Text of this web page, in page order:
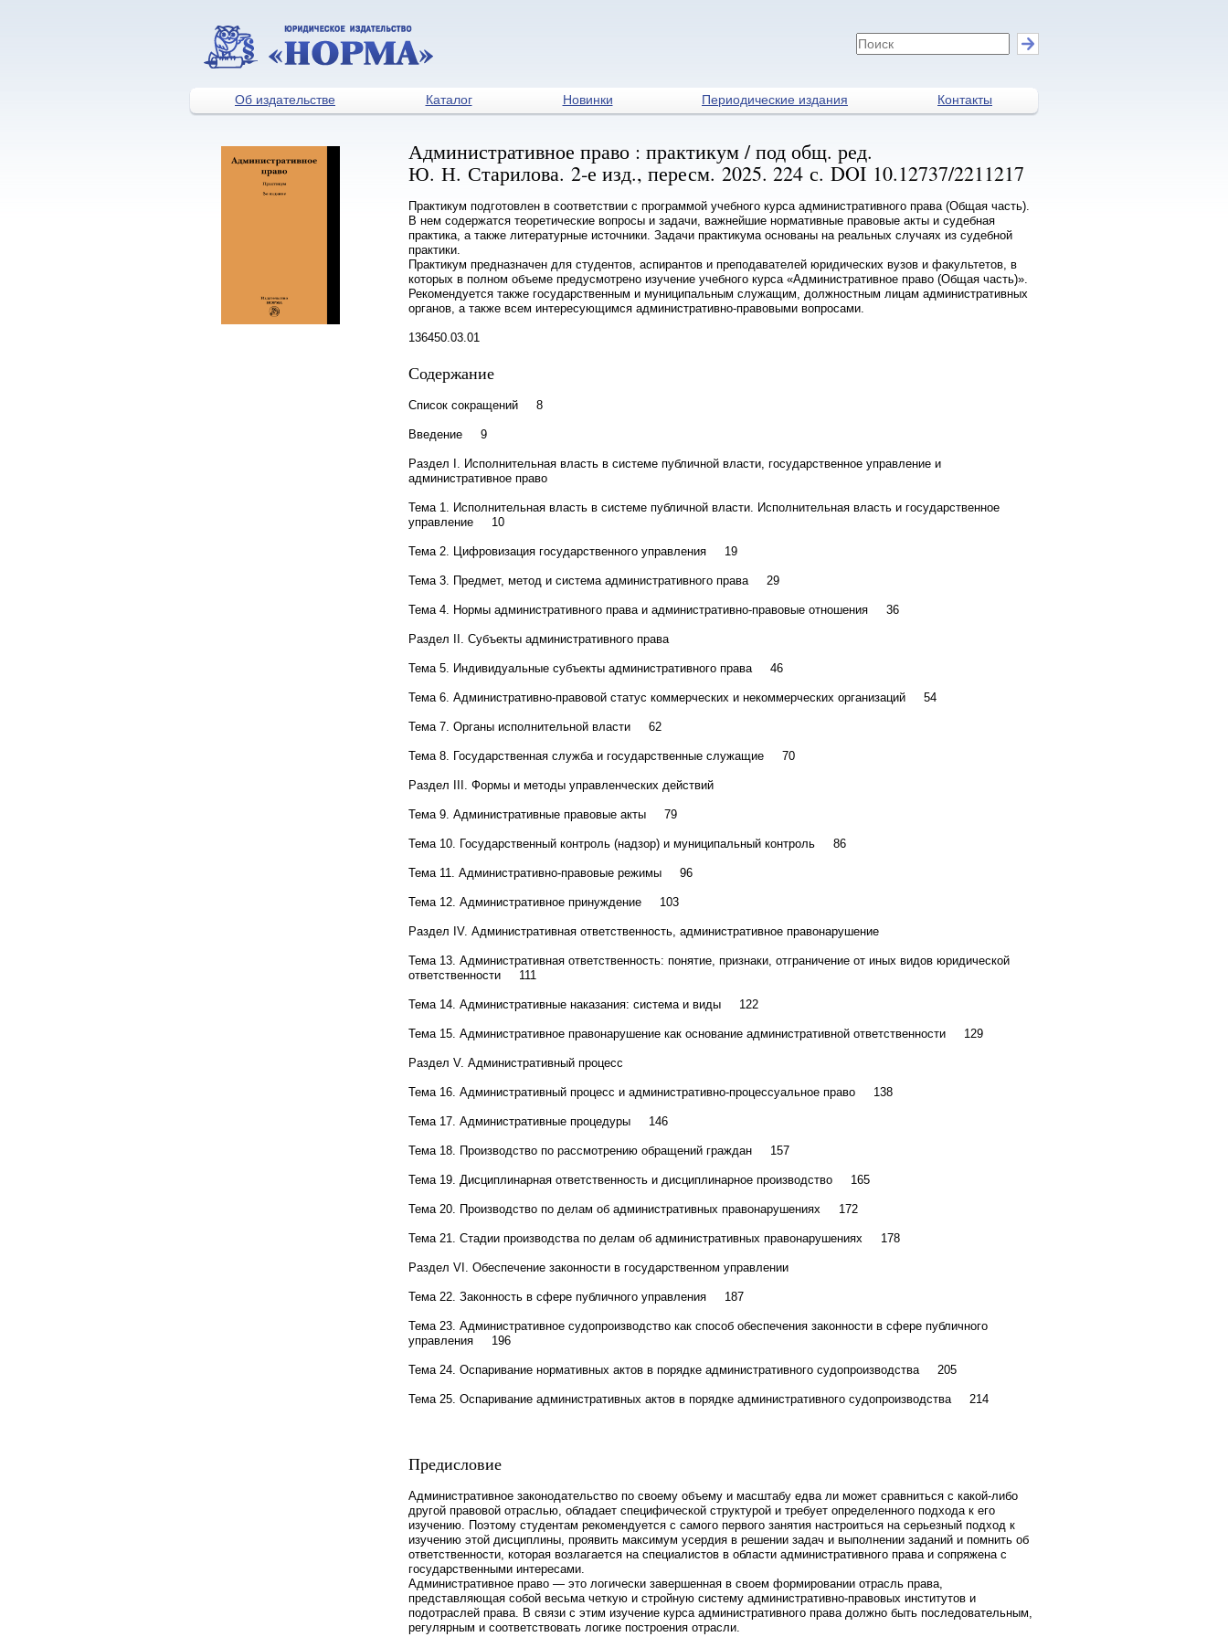
Об издательстве Каталог Новинки Периодические издания Контакты
Административное право : практикум / под общ. ред.
Ю. Н. Старилова. 2‑е изд., пересм. 2025. 224 с. DOI 10.12737/2211217
Практикум подготовлен в соответствии с программой учебного курса административного права (Общая часть).
В нем содержатся теоретические вопросы и задачи, важнейшие нормативные правовые акты и судебная
практика, а также литературные источники. Задачи практикума основаны на реальных случаях из судебной
практики.
Практикум предназначен для студентов, аспирантов и преподавателей юридических вузов и факультетов, в
которых в полном объеме предусмотрено изучение учебного курса «Административное право (Общая часть)».
Рекомендуется также государственным и муниципальным служащим, должностным лицам административных
органов, а также всем интересующимся административно-правовыми вопросами.
136450.03.01
Содержание
Список сокращений 8
Введение 9
Раздел I. Исполнительная власть в системе публичной власти, государственное управление и
административное право
Тема 1. Исполнительная власть в системе публичной власти. Исполнительная власть и государственное
управление 10
Тема 2. Цифровизация государственного управления 19
Тема 3. Предмет, метод и система административного права 29
Тема 4. Нормы административного права и административно-правовые отношения 36
Раздел II. Субъекты административного права
Тема 5. Индивидуальные субъекты административного права 46
Тема 6. Административно-правовой статус коммерческих и некоммерческих организаций 54
Тема 7. Органы исполнительной власти 62
Тема 8. Государственная служба и государственные служащие 70
Раздел III. Формы и методы управленческих действий
Тема 9. Административные правовые акты 79
Тема 10. Государственный контроль (надзор) и муниципальный контроль 86
Тема 11. Административно-правовые режимы 96
Тема 12. Административное принуждение 103
Раздел IV. Административная ответственность, административное правонарушение
Тема 13. Административная ответственность: понятие, признаки, отграничение от иных видов юридической
ответственности 111
Тема 14. Административные наказания: система и виды 122
Тема 15. Административное правонарушение как основание административной ответственности 129
Раздел V. Административный процесс
Тема 16. Административный процесс и административно-процессуальное право 138
Тема 17. Административные процедуры 146
Тема 18. Производство по рассмотрению обращений граждан 157
Тема 19. Дисциплинарная ответственность и дисциплинарное производство 165
Тема 20. Производство по делам об административных правонарушениях 172
Тема 21. Стадии производства по делам об административных правонарушениях 178
Раздел VI. Обеспечение законности в государственном управлении
Тема 22. Законность в сфере публичного управления 187
Тема 23. Административное судопроизводство как способ обеспечения законности в сфере публичного
управления 196
Тема 24. Оспаривание нормативных актов в порядке административного судопроизводства 205
Тема 25. Оспаривание административных актов в порядке административного судопроизводства 214
Предисловие
Административное законодательство по своему объему и масштабу едва ли может сравниться с какой-либо
другой правовой отраслью, обладает специфической структурой и требует определенного подхода к его
изучению. Поэтому студентам рекомендуется с самого первого занятия настроиться на серьезный подход к
изучению этой дисциплины, проявить максимум усердия в решении задач и выполнении заданий и помнить об
ответственности, которая возлагается на специалистов в области административного права и сопряжена с
государственными интересами.
Административное право — это логически завершенная в своем формировании отрасль права,
представляющая собой весьма четкую и стройную систему административно-правовых институтов и
подотраслей права. В связи с этим изучение курса административного права должно быть последовательным,
регулярным и соответствовать логике построения отрасли.